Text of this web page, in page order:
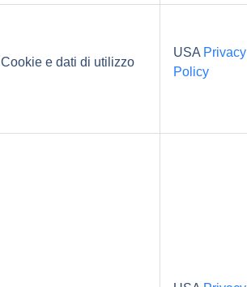
Cookie e dati di utilizzo
USA Privacy
Policy